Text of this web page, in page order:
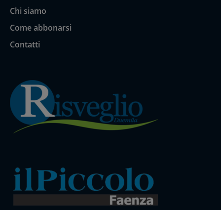
Chi siamo
Come abbonarsi
Contatti